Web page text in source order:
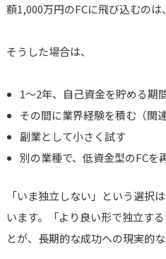
額1,000万円のFCに飛び込むのは
そうした場合は、
1〜2年、自己資金を貯める期
その間に業界経験を積む（関
副業として小さく試す
別の業種で、低資金型のFCを
「いま独立しない」という選択
います。「より良い形で独立す
とが、長期的な成功への現実的な